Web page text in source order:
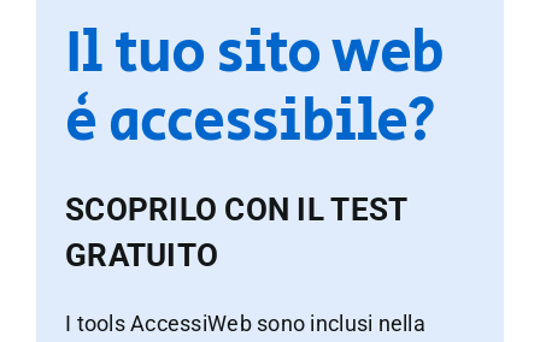
Il tuo sito web
è accessibile?
SCOPRILO CON IL TEST
GRATUITO
I tools AccessiWeb sono inclusi nella